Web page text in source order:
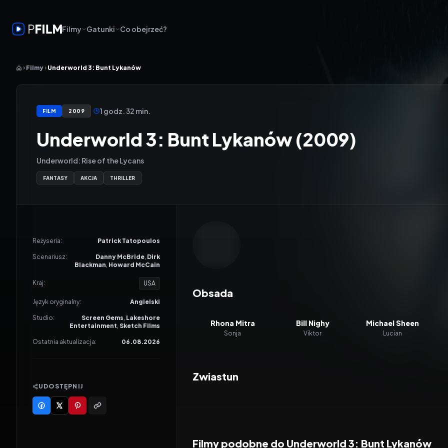
Filmy Gatunki Co obejrzeć?
Filmy Underworld 3: Bunt Lykanów
FILM 2009 1 godz. 32 min.
Underworld 3: Bunt Lykanów (2009)
Underworld: Rise of the Lycans
FANTASY AKCJA THRILLER
Reżyseria: Patrick Tatopoulos
Scenariusz: Danny McBride, Dirk
Blackman, Howard McCain
Kraj: USA
Język oryginalny: Angielski
Studio: Screen Gems, Lakeshore
Entertainment, Sketch Films
Ostatnia aktualizacja: 06.08.2026
UDOSTĘPNIJ
Obsada
Rhona Mitra
Sonja
Bill Nighy
Viktor
Michael Sheen
Lucian
Zwiastun
Filmy podobne do Underworld 3: Bunt Lykanów